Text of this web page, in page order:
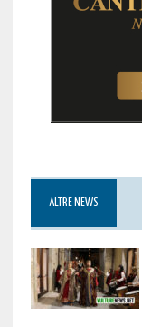
ALTRE NEWS